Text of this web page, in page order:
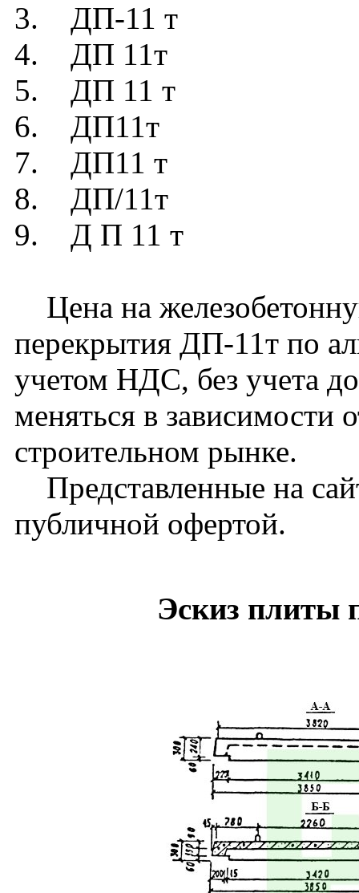
3. ДП-11 т
4. ДП 11т
5. ДП 11 т
6. ДП11т
7. ДП11 т
8. ДП/11т
9. Д П 11 т
Цена на
перекрытия ДП-11т по
учетом НДС, без учета
меняться в зависимости
строительном рынке.
Представленные на
публичной офертой.
Эскиз плиты